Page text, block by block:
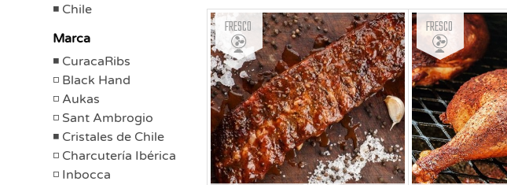
Chile
Marca
CuracaRibs
Black Hand
Aukas
Sant Ambrogio
Cristales de Chile
Charcutería Ibérica
Inbocca
Fresco Fresco